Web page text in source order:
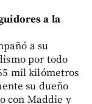
a la
a su
por todo
mil kilómetros
su dueño
con Maddie y